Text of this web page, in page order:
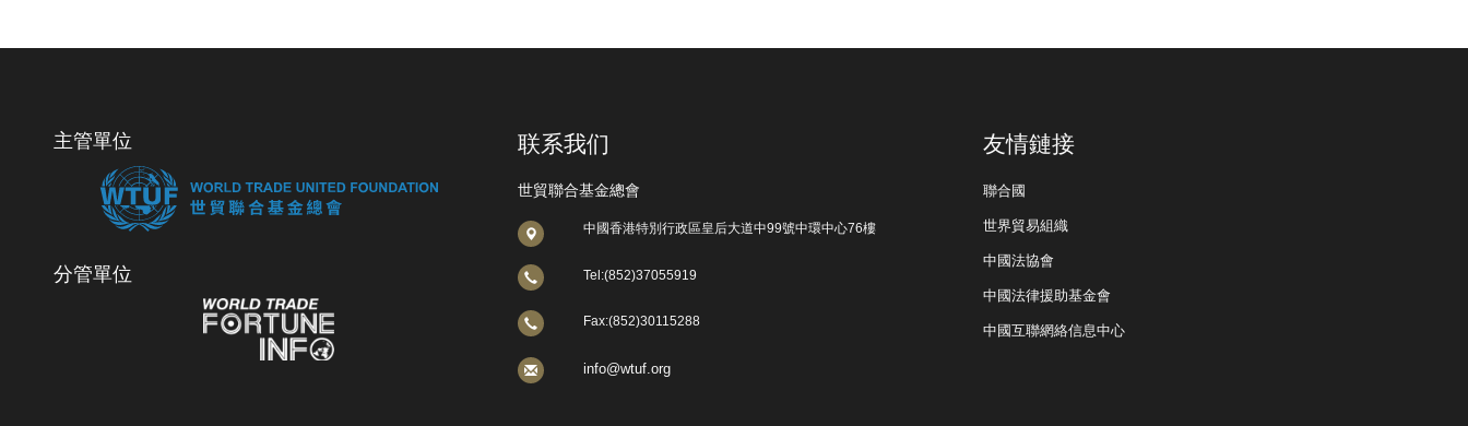
主管單位
分管單位
联系我们
世貿聯合基金總會
中國香港特別行政區皇后大道中99號中環中心76樓
Tel:(852)37055919
Fax:(852)30115288
info@wtuf.org
友情鏈接
聯合國
世界貿易組織
中國法協會
中國法律援助基金會
中國互聯網絡信息中心